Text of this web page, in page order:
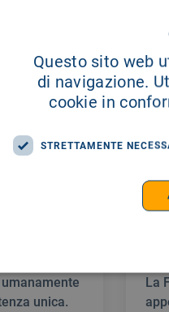
per
da una
unica.
a
La
Questo sito web
di navigazione.
cookie in
STRETTAMENTE